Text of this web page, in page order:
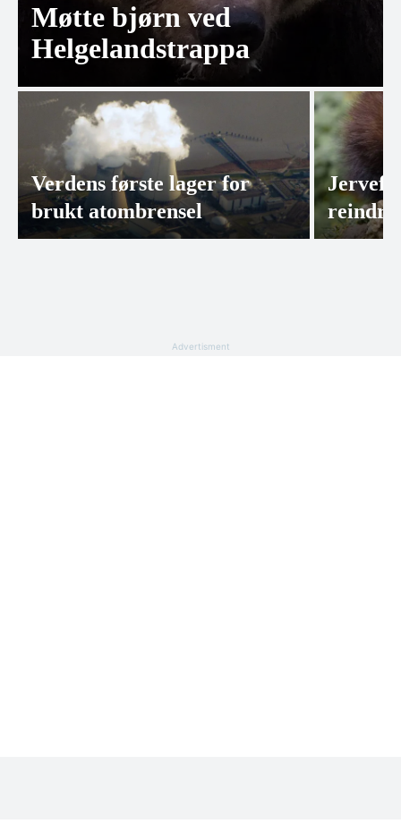
Møtte bjørn ved
Helgelandstrappa
Verdens første lager for
brukt atombrensel
Advertisment